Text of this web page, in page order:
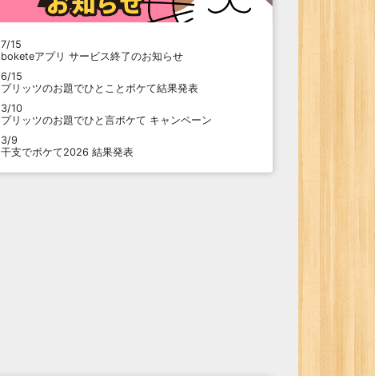
7/15
boketeアプリ サービス終了のお知らせ
6/15
プリッツのお題でひとことボケて結果発表
3/10
プリッツのお題でひと言ボケて キャンペーン
3/9
干支でボケて2026 結果発表